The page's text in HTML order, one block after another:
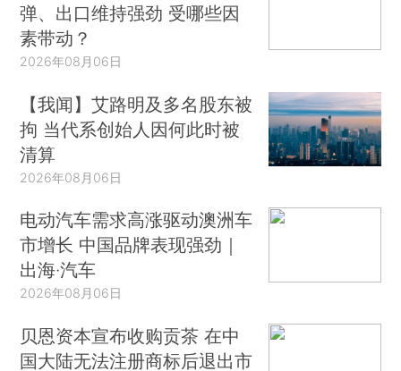
弹、出口维持强劲 受哪些因
素带动？
2026年08月06日
【我闻】艾路明及多名股东被
拘 当代系创始人因何此时被
清算
2026年08月06日
电动汽车需求高涨驱动澳洲车
市增长 中国品牌表现强劲｜
出海·汽车
2026年08月06日
贝恩资本宣布收购贡茶 在中
国大陆无法注册商标后退出市